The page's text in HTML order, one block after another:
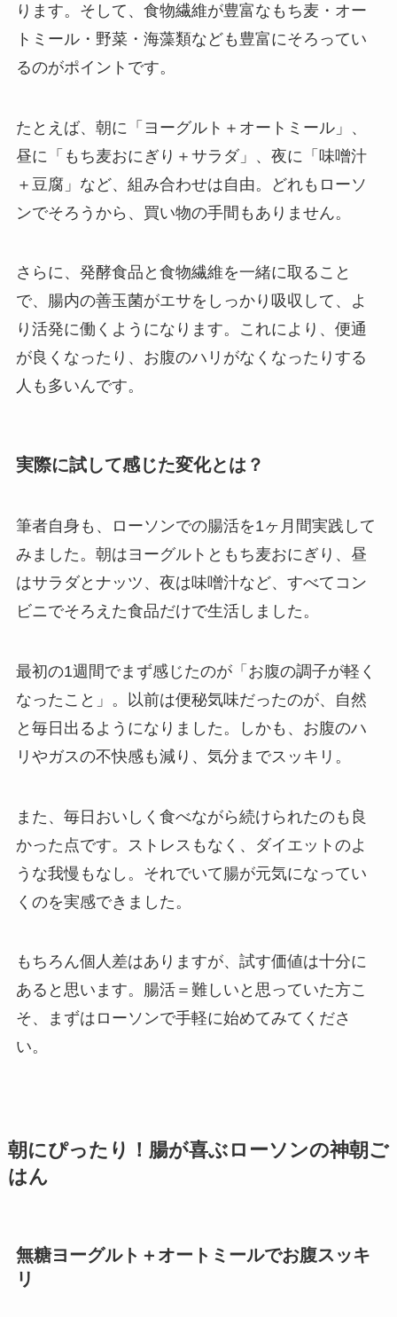
ります。そして、食物繊維が豊富なもち麦・オー
トミール・野菜・海藻類なども豊富にそろってい
るのがポイントです。
たとえば、朝に「ヨーグルト＋オートミール」、
昼に「もち麦おにぎり＋サラダ」、夜に「味噌汁
＋豆腐」など、組み合わせは自由。どれもローソ
ンでそろうから、買い物の手間もありません。
さらに、発酵食品と食物繊維を一緒に取ること
で、腸内の善玉菌がエサをしっかり吸収して、よ
り活発に働くようになります。これにより、便通
が良くなったり、お腹のハリがなくなったりする
人も多いんです。
実際に試して感じた変化とは？
筆者自身も、ローソンでの腸活を1ヶ月間実践して
みました。朝はヨーグルトともち麦おにぎり、昼
はサラダとナッツ、夜は味噌汁など、すべてコン
ビニでそろえた食品だけで生活しました。
最初の1週間でまず感じたのが「お腹の調子が軽く
なったこと」。以前は便秘気味だったのが、自然
と毎日出るようになりました。しかも、お腹のハ
リやガスの不快感も減り、気分までスッキリ。
また、毎日おいしく食べながら続けられたのも良
かった点です。ストレスもなく、ダイエットのよ
うな我慢もなし。それでいて腸が元気になってい
くのを実感できました。
もちろん個人差はありますが、試す価値は十分に
あると思います。腸活＝難しいと思っていた方こ
そ、まずはローソンで手軽に始めてみてくださ
い。
朝にぴったり！腸が喜ぶローソンの神朝ご
はん
無糖ヨーグルト＋オートミールでお腹スッキ
リ